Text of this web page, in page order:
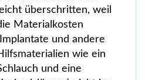
überschritten, weil
Materialkosten
und andere
wie ein
und eine